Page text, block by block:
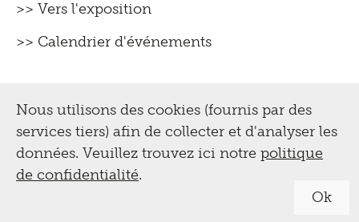
>> Vers l'exposition
>> Calendrier d'événements
Nous utilisons des cookies (fournis par des
services tiers) afin de collecter et d'analyser les
données. Veuillez trouvez ici notre politique
de confidentialité.
Ok